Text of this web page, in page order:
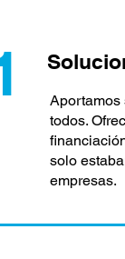
Aportamos
todos.
solo
empresas.